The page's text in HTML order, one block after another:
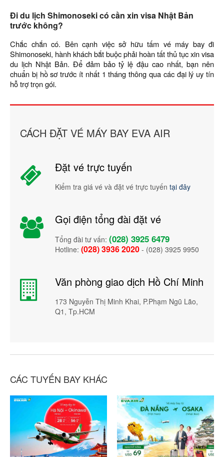
Đi du lịch Shimonoseki có cần xin visa Nhật Bản
trước không?
Chắc chắn có. Bên cạnh việc sở hữu tấm vé máy bay đi
Shimonoseki, hành khách bắt buộc phải hoàn tất thủ tục xin visa
du lịch Nhật Bản. Để đảm bảo tỷ lệ đậu cao nhất, bạn nên
chuẩn bị hồ sơ trước ít nhất 1 tháng thông qua các đại lý uy tín
hỗ trợ trọn gói.
CÁCH ĐẶT VÉ MÁY BAY EVA AIR
Đặt vé trực tuyến
Kiểm tra giá vé và đặt vé trực tuyến tại đây
Gọi điện tổng đài đặt vé
Tổng đài tư vấn: (028) 3925 6479
Hotline: (028) 3936 2020 - (028) 3925 9950
Văn phòng giao dịch Hồ Chí Minh
173 Nguyễn Thị Minh Khai, P.Phạm Ngũ Lão,
Q1, Tp.HCM
CÁC TUYẾN BAY KHÁC